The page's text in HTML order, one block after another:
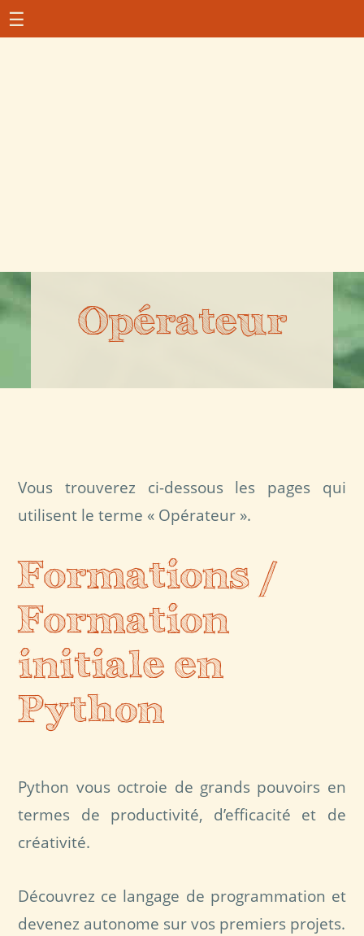
☰
Opérateur
Vous trouverez ci-dessous les pages qui
utilisent le terme « Opérateur ».
Formations /
Formation
initiale en
Python
Python vous octroie de grands pouvoirs en
termes de productivité, d’efficacité et de
créativité.
Découvrez ce langage de programmation et
devenez autonome sur vos premiers projets.